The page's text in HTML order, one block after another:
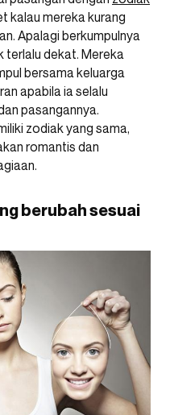
kalau mereka kurang
Apalagi berkumpulnya
terlalu dekat. Mereka
bersama keluarga
apabila ia selalu
pasangannya.
zodiak yang sama,
romantis dan
berubah sesuai